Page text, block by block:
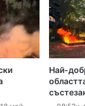
Най-